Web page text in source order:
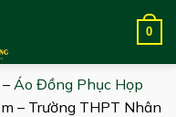
0
– Áo Đồng Phục Họp
– Trường THPT Nhân